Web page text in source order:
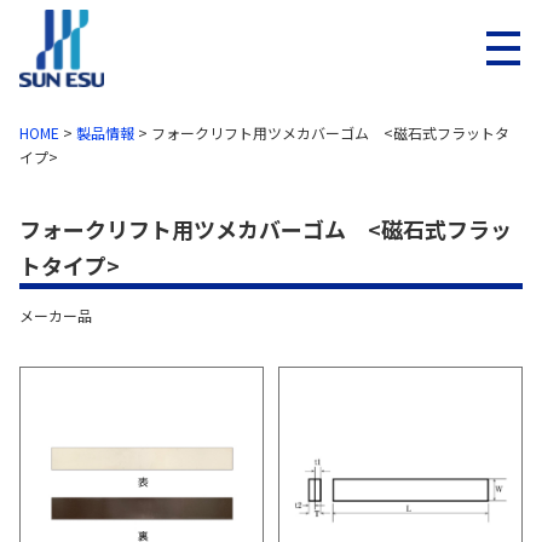
メニ
HOME > 製品情報 > フォークリフト用ツメカバーゴム <磁石式フラットタ
イプ>
フォークリフト用ツメカバーゴム <磁石式フラッ
トタイプ>
メーカー品